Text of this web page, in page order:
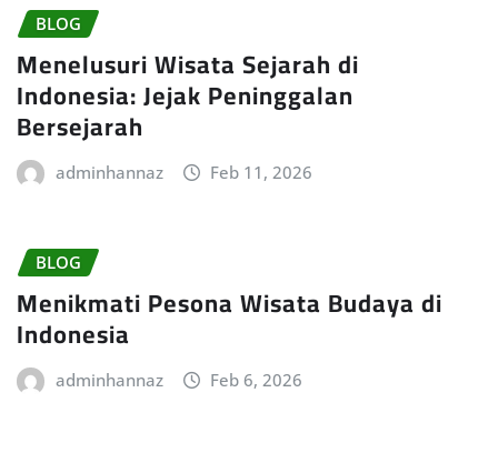
BLOG
Menelusuri Wisata Sejarah di
Indonesia: Jejak Peninggalan
Bersejarah
adminhannaz Feb 11, 2026
BLOG
Menikmati Pesona Wisata Budaya di
Indonesia
adminhannaz Feb 6, 2026